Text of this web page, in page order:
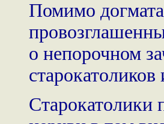
Помимо
о непорочном
Старокатолики